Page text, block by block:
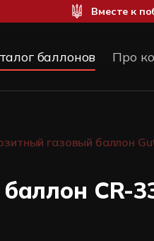
Вместе к
баллонов Про
газовый баллон
CR-